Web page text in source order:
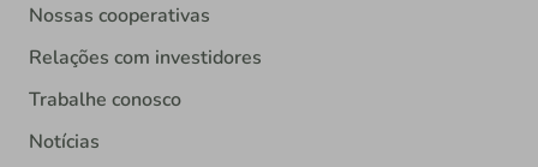
Nossas cooperativas
Relações com investidores
Trabalhe conosco
Notícias